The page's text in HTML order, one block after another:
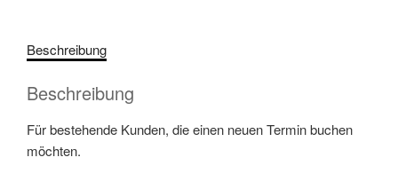
Beschreibung
Beschreibung
Für bestehende Kunden, die einen neuen Termin buchen
möchten.